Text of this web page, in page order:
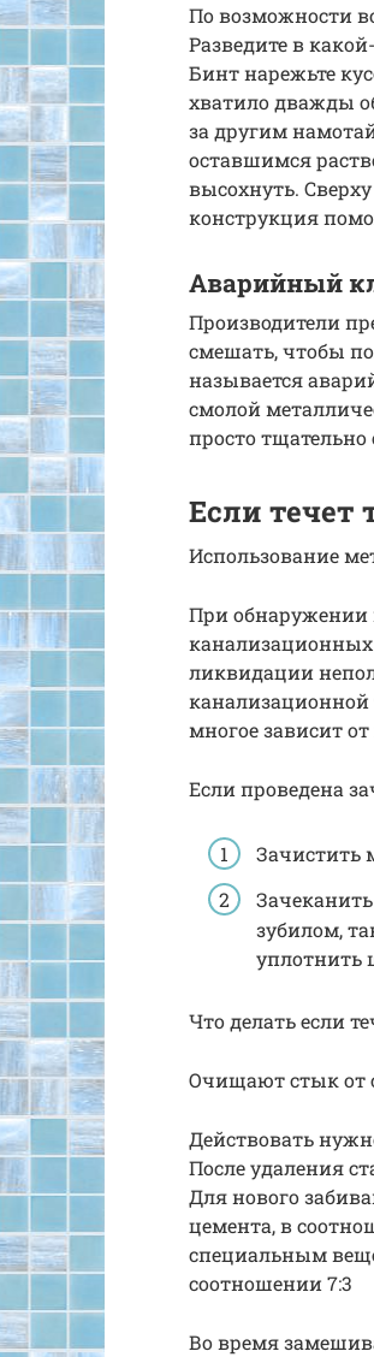
По возможности
Разведите в
Бинт нарежьте
хватило дважды
за другим
оставшимся
высохнуть.
конструкция
Аварийный
Производители
смешать, чтобы
называется
смолой
просто тщательно
Если течет
Использование
При обнаружении
канализационных
ликвидации
канализационной
многое зависит
Если проведена
Зачистить
зубилом,
уплотнить
Что делать если
Очищают стык от
Действовать
После удаления
Для нового
цемента, в
специальным
соотношении 7:3
Во время